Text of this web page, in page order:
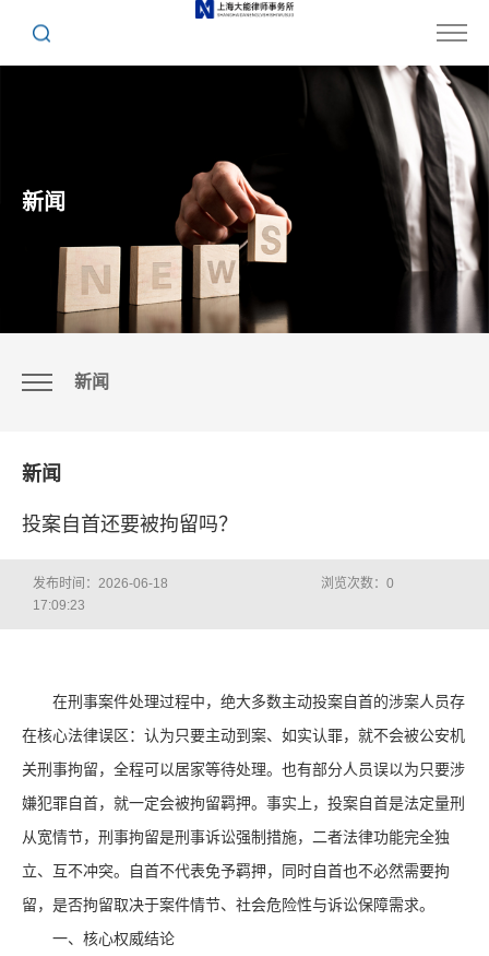
新闻
新闻
新闻
投案自首还要被拘留吗？
发布时间：2026-06-18
17:09:23
浏览次数： 0
在刑事案件处理过程中，绝大多数主动投案自首的涉案人员存
在核心法律误区：认为只要主动到案、如实认罪，就不会被公安机
关刑事拘留，全程可以居家等待处理。也有部分人员误以为只要涉
嫌犯罪自首，就一定会被拘留羁押。事实上，投案自首是法定量刑
从宽情节，刑事拘留是刑事诉讼强制措施，二者法律功能完全独
立、互不冲突。自首不代表免予羁押，同时自首也不必然需要拘
留，是否拘留取决于案件情节、社会危险性与诉讼保障需求。
一、核心权威结论